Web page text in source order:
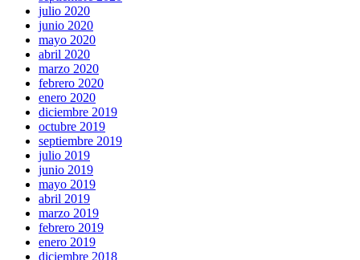
julio 2020
junio 2020
mayo 2020
abril 2020
marzo 2020
febrero 2020
enero 2020
diciembre 2019
octubre 2019
septiembre 2019
julio 2019
junio 2019
mayo 2019
abril 2019
marzo 2019
febrero 2019
enero 2019
diciembre 2018